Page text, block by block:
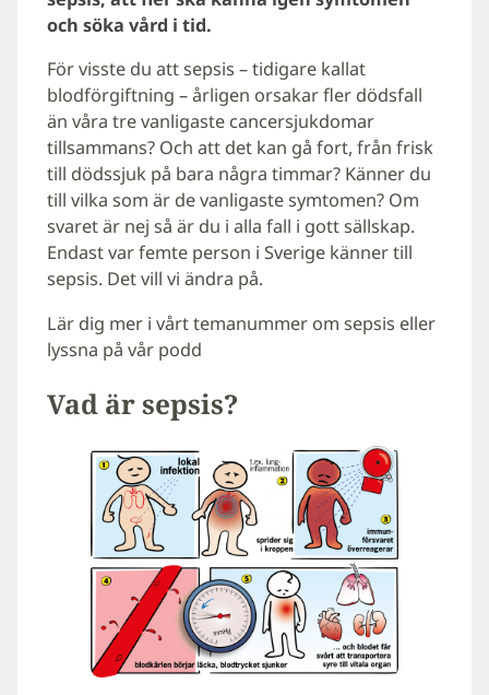
och söka vård i tid.
För visste du att sepsis – tidigare kallat
blodförgiftning – årligen orsakar fler dödsfall
än våra tre vanligaste cancersjukdomar
tillsammans? Och att det kan gå fort, från frisk
till dödssjuk på bara några timmar? Känner du
till vilka som är de vanligaste symtomen? Om
svaret är nej så är du i alla fall i gott sällskap.
Endast var femte person i Sverige känner till
sepsis. Det vill vi ändra på.
Lär dig mer i vårt temanummer om sepsis eller
lyssna på vår podd
Vad är sepsis?